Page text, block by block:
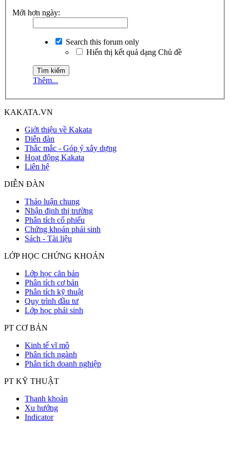
Mới hơn ngày:
Search this forum only
Hiển thị kết quả dạng Chủ đề
Thêm...
KAKATA.VN
Giới thiệu về Kakata
Diễn đàn
Thắc mắc - Góp ý xây dựng
Hoạt động Kakata
Liên hệ
DIỄN ĐÀN
Thảo luận chung
Nhận định thị trường
Phân tích cổ phiếu
Chứng khoán phái sinh
Sách - Tài liệu
LỚP HỌC CHỨNG KHOÁN
Lớp học căn bản
Phân tích cơ bản
Phân tích kỹ thuật
Quy trình đầu tư
Lớp học phái sinh
PT CƠ BẢN
Kinh tế vĩ mô
Phân tích ngành
Phân tích doanh nghiệp
PT KỸ THUẬT
Thanh khoản
Xu hướng
Indicator